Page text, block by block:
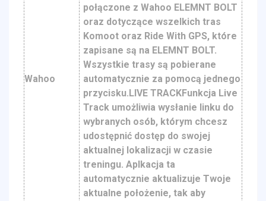
Wahoo
połączone z Wahoo ELEMNT BOLT
oraz dotyczące wszelkich tras
Komoot oraz Ride With GPS, które
zapisane są na ELEMNT BOLT.
Wszystkie trasy są pobierane
automatycznie za pomocą jednego
przycisku.LIVE TRACKFunkcja Live
Track umożliwia wysłanie linku do
wybranych osób, którym chcesz
udostępnić dostęp do swojej
aktualnej lokalizacji w czasie
treningu. Aplkacja ta
automatycznie aktualizuje Twoje
aktualne położenie, tak aby